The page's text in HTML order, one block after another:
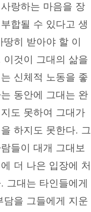
랑하는 마음을 장
합될 수 있다고 생
히 받아야 할 이
이것이 그대의 삶을
신체적 노동을 좋
동안에 그대는 완
도 못하여 그대가
하지도 못한다. 그
들이 대개 그대보
더 나은 입장에 처
그대는 타인들에게
을 그들에게 지운